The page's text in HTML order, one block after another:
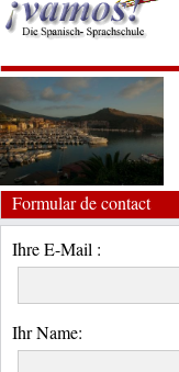
Formular de contact
Ihre E-Mail :
Ihr Name: